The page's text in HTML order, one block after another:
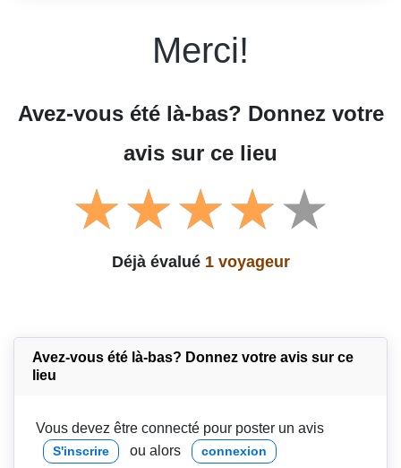
Merci!
Avez-vous été là-bas? Donnez votre
avis sur ce lieu
Déjà évalué 1 voyageur
Avez-vous été là-bas? Donnez votre avis sur ce
lieu
Vous devez être connecté pour poster un avis
S'inscrire ou alors connexion